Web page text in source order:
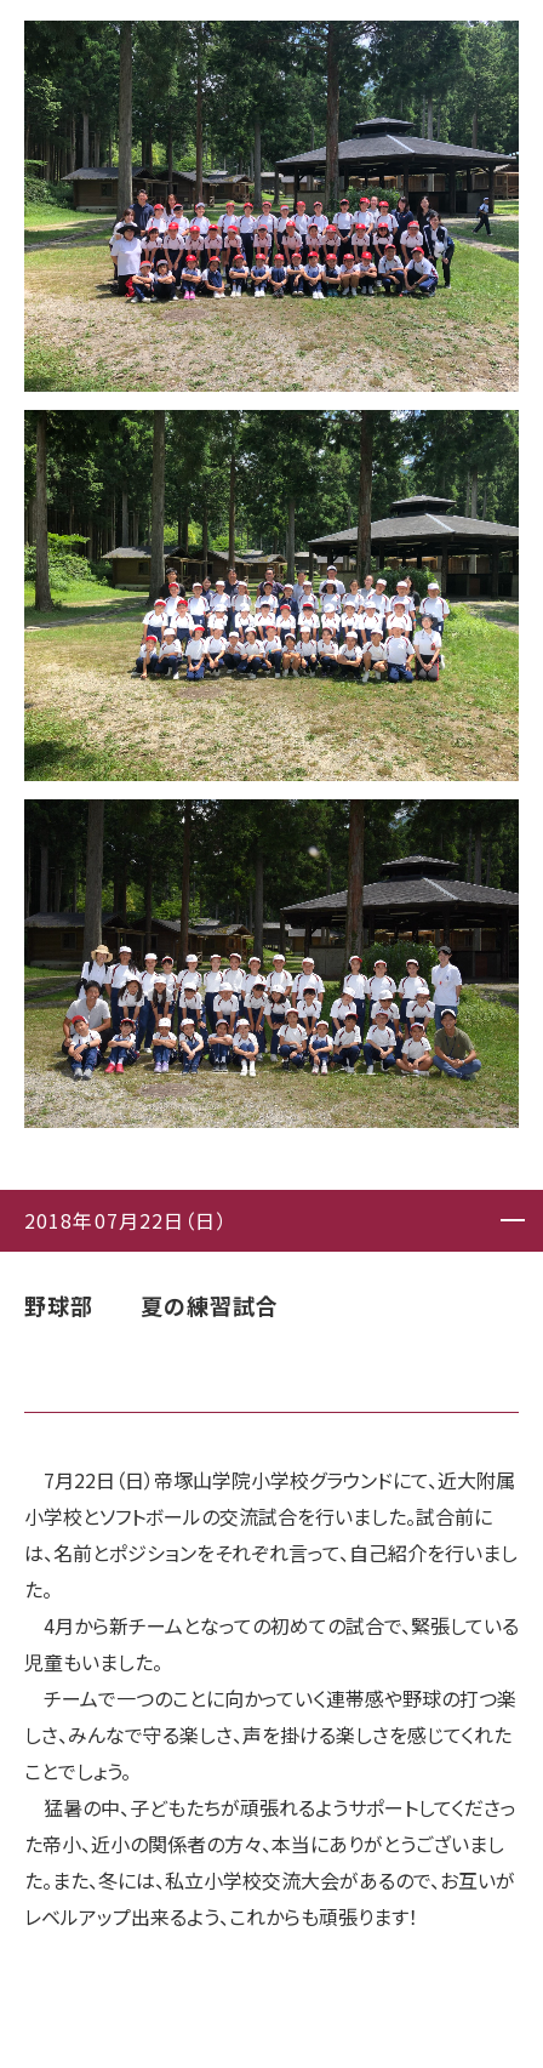
2018年07月22日（日）
野球部 夏の練習試合
7月22日（日）帝塚山学院小学校グラウンドにて、近大附属
小学校とソフトボールの交流試合を行いました。試合前に
は、名前とポジションをそれぞれ言って、自己紹介を行いまし
た。
4月から新チームとなっての初めての試合で、緊張している
児童もいました。
チームで一つのことに向かっていく連帯感や野球の打つ楽
しさ、みんなで守る楽しさ、声を掛ける楽しさを感じてくれた
ことでしょう。
猛暑の中、子どもたちが頑張れるようサポートしてくださっ
た帝小、近小の関係者の方々、本当にありがとうございまし
た。また、冬には、私立小学校交流大会があるので、お互いが
レベルアップ出来るよう、これからも頑張ります！